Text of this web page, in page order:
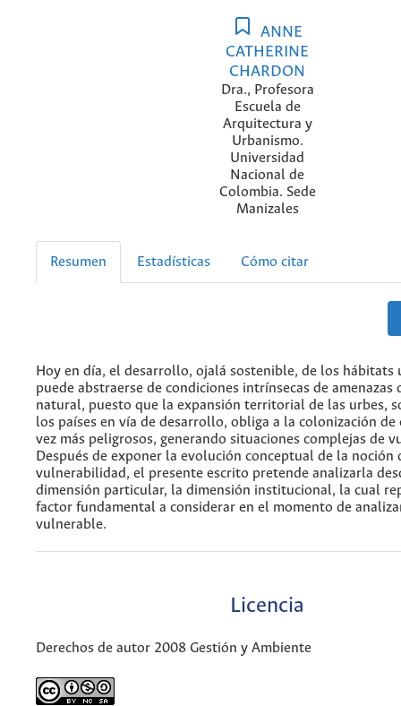
ANNE
CATHERINE
CHARDON
Dra., Profesora
Escuela de
Arquitectura y
Urbanismo.
Universidad
Nacional de
Colombia. Sede
Manizales
Resumen Estadísticas Cómo citar
Hoy en día, el desarrollo, ojalá sostenible, de los hábitats
puede abstraerse de condiciones intrínsecas de amenazas
natural, puesto que la expansión territorial de las urbes,
los países en vía de desarrollo, obliga a la colonización de
vez más peligrosos, generando situaciones complejas de
Después de exponer la evolución conceptual de la noción
vulnerabilidad, el presente escrito pretende analizarla
dimensión particular, la dimensión institucional, la cual
factor fundamental a considerar en el momento de
vulnerable.
Licencia
Derechos de autor 2008 Gestión y Ambiente